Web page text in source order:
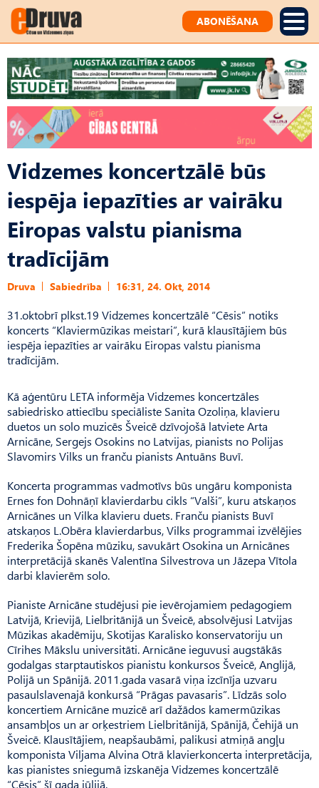
ABONĒŠANA
Vidzemes koncertzālē būs
iespēja iepazīties ar vairāku
Eiropas valstu pianisma
tradīcijām
Druva Sabiedrība 16:31, 24. Okt, 2014
31.oktobrī plkst.19 Vidzemes koncertzālē “Cēsis” notiks
koncerts “Klaviermūzikas meistari”, kurā klausītājiem būs
iespēja iepazīties ar vairāku Eiropas valstu pianisma
tradīcijām.
Kā aģentūru LETA informēja Vidzemes koncertzāles
sabiedrisko attiecību speciāliste Sanita Ozoliņa, klavieru
duetos un solo muzicēs Šveicē dzīvojošā latviete Arta
Arnicāne, Sergejs Osokins no Latvijas, pianists no Polijas
Slavomirs Vilks un franču pianists Antuāns Buvī.
Koncerta programmas vadmotīvs būs ungāru komponista
Ernes fon Dohnāņī klavierdarbu cikls “Valši”, kuru atskaņos
Arnicānes un Vilka klavieru duets. Franču pianists Buvī
atskaņos L.Obēra klavierdarbus, Vilks programmai izvēlējies
Frederika Šopēna mūziku, savukārt Osokina un Arnicānes
interpretācijā skanēs Valentīna Silvestrova un Jāzepa Vītola
darbi klavierēm solo.
Pianiste Arnicāne studējusi pie ievērojamiem pedagogiem
Latvijā, Krievijā, Lielbritānijā un Šveicē, absolvējusi Latvijas
Mūzikas akadēmiju, Skotijas Karalisko konservatoriju un
Cīrihes Mākslu universitāti. Arnicāne ieguvusi augstākās
godalgas starptautiskos pianistu konkursos Šveicē, Anglijā,
Polijā un Spānijā. 2011.gada vasarā viņa izcīnīja uzvaru
pasaulslavenajā konkursā “Prāgas pavasaris”. Līdzās solo
koncertiem Arnicāne muzicē arī dažādos kamermūzikas
ansambļos un ar orķestriem Lielbritānijā, Spānijā, Čehijā un
Šveicē. Klausītājiem, neapšaubāmi, palikusi atmiņā angļu
komponista Viljama Alvina Otrā klavierkoncerta interpretācija,
kas pianistes sniegumā izskanēja Vidzemes koncertzālē
“Cēsis” šī gada jūlijā.